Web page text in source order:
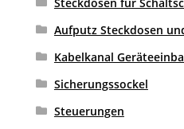
Aufputz Steckdosen
Kabelkanal
Sicherungssockel
Steuerungen